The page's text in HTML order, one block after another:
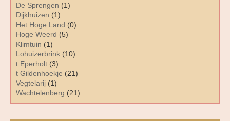
De Sprengen (1)
Dijkhuizen (1)
Het Hoge Land (0)
Hoge Weerd (5)
Klimtuin (1)
Lohuizerbrink (10)
t Eperholt (3)
t Gildenhoekje (21)
Vegtelarij (1)
Wachtelenberg (21)